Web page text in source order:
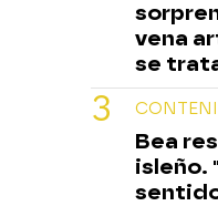
vena
se
Bea
isleño.